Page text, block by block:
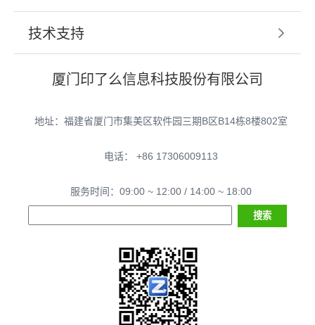
技术支持
厦门印了么信息科技股份有限公司
地址：福建省厦门市集美区软件园三期B区B14栋8楼802室
电话： +86 17306009113
服务时间：09:00 ~ 12:00 / 14:00 ~ 18:00